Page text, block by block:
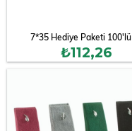
7*35 Hediye Paketi 100'lü
₺112,26